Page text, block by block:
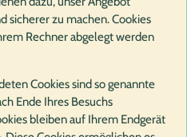
sicherer zu machen. Cookies
Rechner abgelegt werden
Cookies sind so genannte
Ende Ihres Besuchs
bleiben auf Ihrem Endgerät